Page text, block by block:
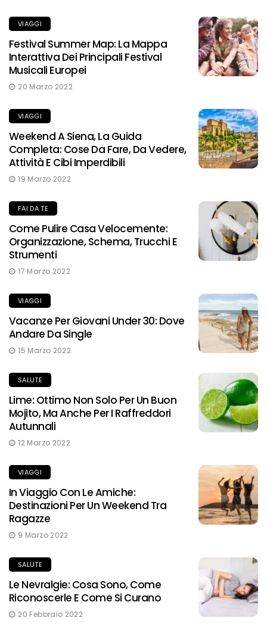
VIAGGI
Festival Summer Map: La Mappa
Interattiva Dei Principali Festival
Musicali Europei
20 Marzo 2022
VIAGGI
Weekend A Siena, La Guida
Completa: Cose Da Fare, Da Vedere,
Attività E Cibi Imperdibili
19 Marzo 2022
FAI DA TE
Come Pulire Casa Velocemente:
Organizzazione, Schema, Trucchi E
Strumenti
17 Marzo 2022
VIAGGI
Vacanze Per Giovani Under 30: Dove
Andare Da Single
15 Marzo 2022
SALUTE
Lime: Ottimo Non Solo Per Un Buon
Mojito, Ma Anche Per I Raffreddori
Autunnali
12 Marzo 2022
VIAGGI
In Viaggio Con Le Amiche:
Destinazioni Per Un Weekend Tra
Ragazze
9 Marzo 2022
SALUTE
Le Nevralgie: Cosa Sono, Come
Riconoscerle E Come Si Curano
20 Febbraio 2022